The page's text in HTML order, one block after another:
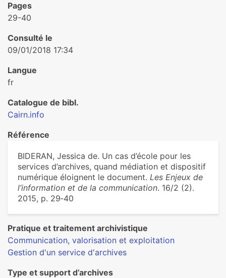
Pages
29-40
Consulté le
09/01/2018 17:34
Langue
fr
Catalogue de bibl.
Cairn.info
Référence
BIDERAN, Jessica de. Un cas d’école pour les
services d’archives, quand médiation et dispositif
numérique éloignent le document. Les Enjeux de
l’information et de la communication. 16/2 (2).
2015, p. 29‑40
Pratique et traitement archivistique
Communication, valorisation et exploitation
Gestion d'un service d'archives
Type et support d’archives